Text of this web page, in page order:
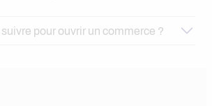
pour ouvrir un commerce ?